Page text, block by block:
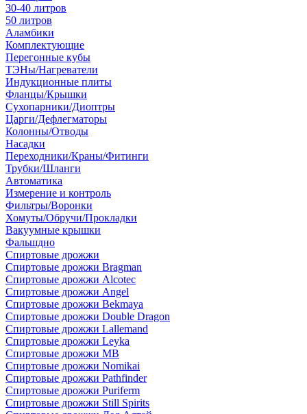
30-40 литров
50 литров
Аламбики
Комплектующие
Перегонные кубы
ТЭНы/Нагреватели
Индукционные плиты
Фланцы/Крышки
Сухопарники/Диоптры
Царги/Дефлегматоры
Колонны/Отводы
Насадки
Переходники/Краны/Фитинги
Трубки/Шланги
Автоматика
Измерение и контроль
Фильтры/Воронки
Хомуты/Обручи/Прокладки
Вакуумные крышки
Фальшдно
Спиртовые дрожжи
Спиртовые дрожжи Bragman
Спиртовые дрожжи Alcotec
Спиртовые дрожжи Angel
Спиртовые дрожжи Bekmaya
Спиртовые дрожжи Double Dragon
Спиртовые дрожжи Lallemand
Спиртовые дрожжи Leyka
Спиртовые дрожжи MB
Спиртовые дрожжи Nomikai
Спиртовые дрожжи Pathfinder
Спиртовые дрожжи Puriferm
Спиртовые дрожжи Still Spirits